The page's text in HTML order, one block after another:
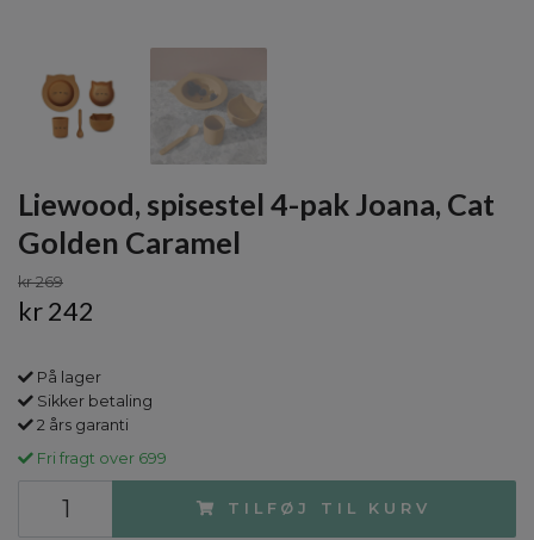
Liewood, spisestel 4-pak Joana, Cat
Golden Caramel
kr 269
kr 242
På lager
Sikker betaling
2 års garanti
Fri fragt over 699
TILFØJ TIL KURV